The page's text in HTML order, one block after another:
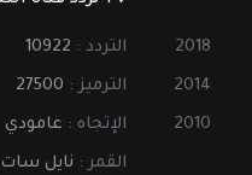
2018
2014
2010
التردد : 10922
الترميز : 27500
الإتجاه : عامودي
القمر : نايل سات